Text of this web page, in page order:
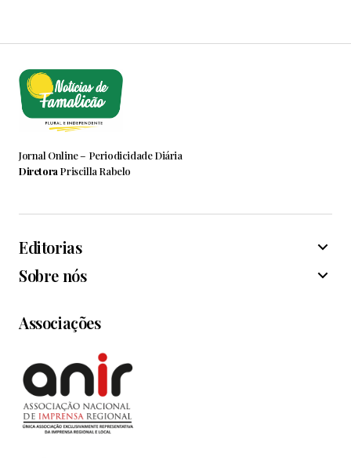
Jornal Online – Periodicidade Diária
Diretora Priscilla Rabelo
Editorias
Sobre nós
Associações